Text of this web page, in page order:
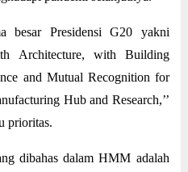
besar Presidensi G20 yakni
Architecture, with Building
and Mutual Recognition for
Hub and Research,’’
prioritas.
dibahas dalam HMM adalah